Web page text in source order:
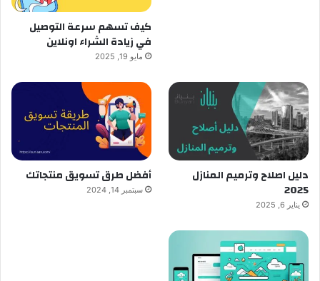
كيف تسهم سرعة التوصيل
في زيادة الشراء اونلاين
مايو 19, 2025
دليل اصلاح وترميم المنازل
2025
يناير 6, 2025
أفضل طرق تسويق منتجاتك
سبتمبر 14, 2024